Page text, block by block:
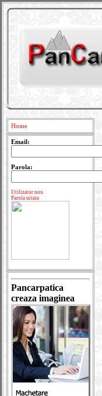
Home
Email:
Parola:
Utilizator nou
Parola uitata
Pancarpatica
creaza imaginea